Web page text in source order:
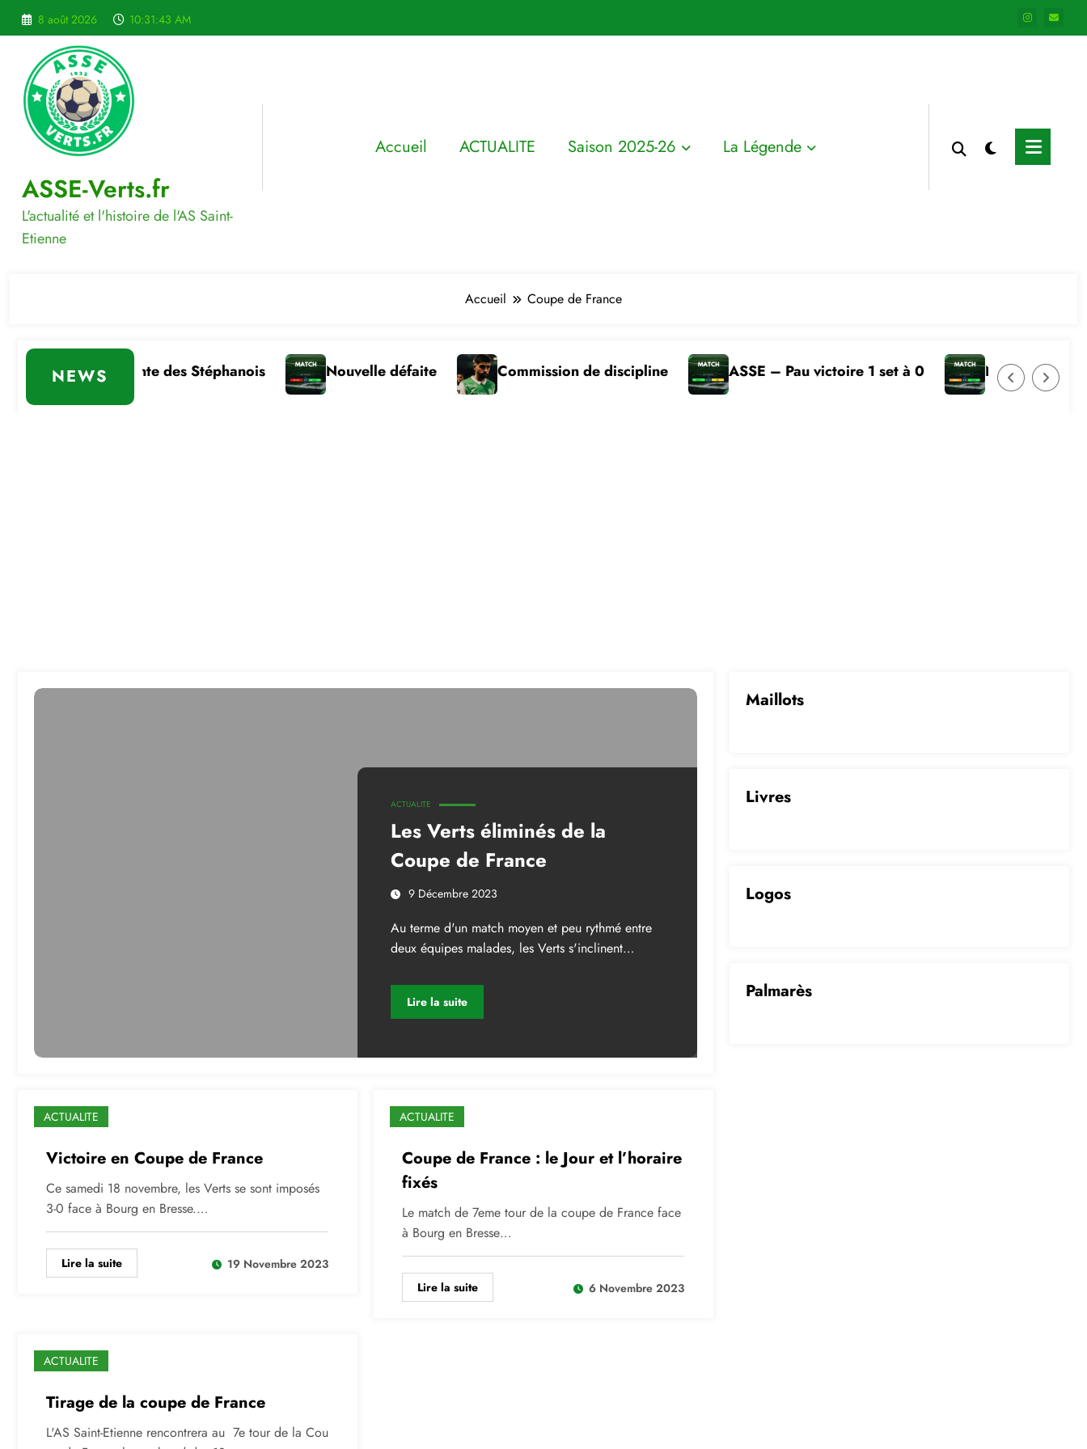
Aller
8 août 2026 10:31:43 AM
ASSE-Verts.fr
L'actualité et l'histoire de l'AS Saint-
Etienne
Accueil ACTUALITE Saison 2025-26 La Légende
Accueil Coupe de France
NEWS
importante des Stéphanois Nouvelle défaite Commission de discipline ASSE – Pau victoire 1 set à 0 Nouvelle défaite
ACTUALITE
Les Verts éliminés de la
Coupe de France
9 Décembre 2023
Au terme d'un match moyen et peu rythmé entre
deux équipes malades, les Verts s'inclinent…
Lire la suite
ACTUALITE
Victoire en Coupe de France
Ce samedi 18 novembre, les Verts se sont imposés
3-0 face à Bourg en Bresse.…
Lire la suite 19 Novembre 2023
ACTUALITE
Coupe de France : le Jour et l’horaire
fixés
Le match de 7eme tour de la coupe de France face
à Bourg en Bresse…
Lire la suite 6 Novembre 2023
ACTUALITE
Tirage de la coupe de France
L'AS Saint-Etienne rencontrera au 7e tour de la Cou
Maillots
Livres
Logos
Palmarès